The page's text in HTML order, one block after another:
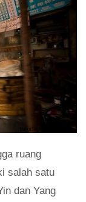
ruang
salah satu
dan Yang